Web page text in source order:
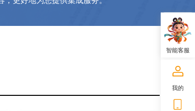
智能客服
我的